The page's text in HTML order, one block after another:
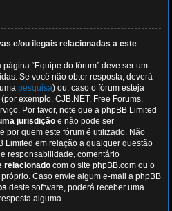
e/ou ilegais relacionadas a este
“Equipe do fórum” deve ser um
Se você não obter resposta, deverá
pesquisa) ou, caso o fórum esteja
exemplo, CJB.NET, Free Forums,
Por favor, note que a phpBB Limited
jurisdição e não pode ser
por quem este fórum é utilizado. Não
Limited em relação a qualquer questão
responsabilidade, comentário
relacionado com o site phpBB.com ou o
Caso envie algum e-mail a phpBB
deste software, poderá receber uma
alguma.